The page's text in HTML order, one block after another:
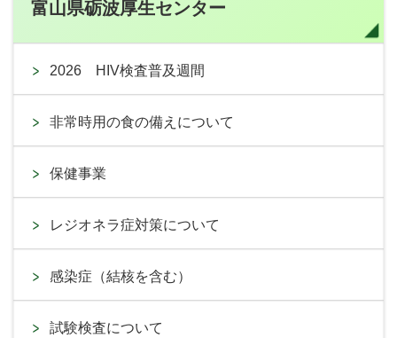
富山県砺波厚生センター
2026 HIV検査普及週間
非常時用の食の備えについて
保健事業
レジオネラ症対策について
感染症（結核を含む）
試験検査について